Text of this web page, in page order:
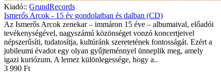
Kiadó:: GrundRecords
Ismerős Arcok - 15 év gondolatban és dalban (CD)
Az Ismerős Arcok zenekar – immáron 15 éve – albumaival, előadói
tevékenységével, nagyszámú közönséget vonzó koncertjeivel
népszerűsíti, tudatosítja, kultúránk szeretetének fontosságát. Ezért a
jubileumi évadot egy olyan gyűjteménnyel ünneplik meg, amely
igazi kuriózum. A lemez különlegessége, hogy a..
3 990 Ft